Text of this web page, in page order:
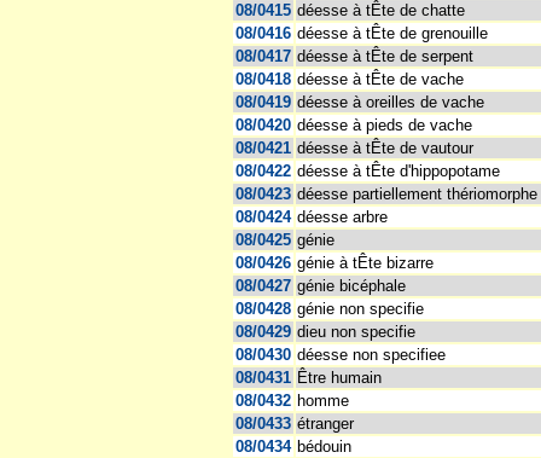
08/0415 déesse à tÊte de chatte
08/0416 déesse à tÊte de grenouille
08/0417 déesse à tÊte de serpent
08/0418 déesse à tÊte de vache
08/0419 déesse à oreilles de vache
08/0420 déesse à pieds de vache
08/0421 déesse à tÊte de vautour
08/0422 déesse à tÊte d'hippopotame
08/0423 déesse partiellement
08/0424 déesse arbre
08/0425 génie
08/0426 génie à tÊte bizarre
08/0427 génie bicéphale
08/0428 génie non specifie
08/0429 dieu non specifie
08/0430 déesse non specifiee
08/0431 Être humain
08/0432 homme
08/0433 étranger
08/0434 bédouin